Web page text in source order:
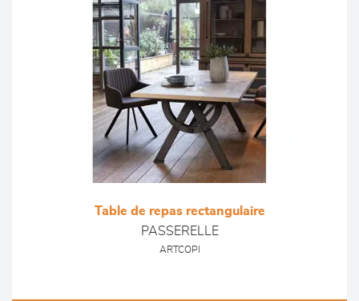
Table de repas rectangulaire
PASSERELLE
ARTCOPI